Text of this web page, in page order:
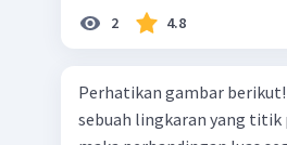
2 4.8
Perhatikan gambar berikut! Terdapat sebuah segitiga di
sebuah lingkaran yang titik